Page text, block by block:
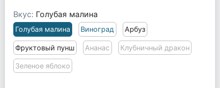
Вкус: Голубая малина
Голубая малина Виноград Арбуз
Фруктовый пунш Ананас Клубничный дракон
Зеленое яблоко